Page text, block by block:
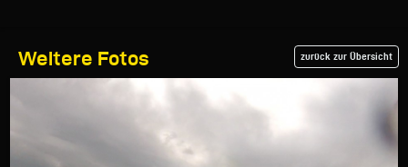
Weitere Fotos zurück zur Übersicht